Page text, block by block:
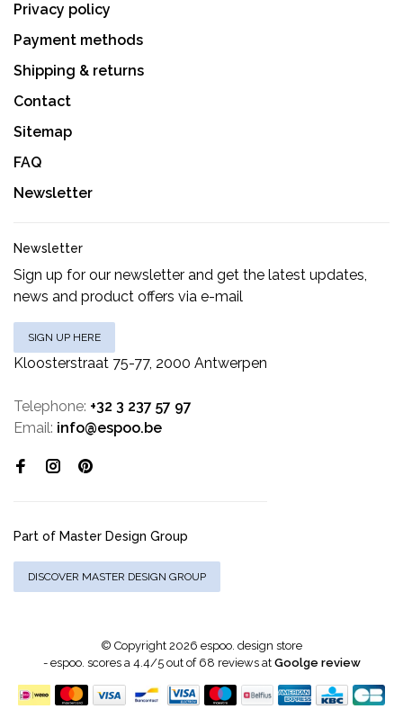
Privacy policy
Payment methods
Shipping & returns
Contact
Sitemap
FAQ
Newsletter
Newsletter
Sign up for our newsletter and get the latest updates,
news and product offers via e-mail
SIGN UP HERE
Kloosterstraat 75-77, 2000 Antwerpen
Telephone: +32 3 237 57 97
Email: info@espoo.be
Part of Master Design Group
DISCOVER MASTER DESIGN GROUP
© Copyright 2026 espoo. design store
- espoo. scores a4.4/5out of 68 reviews at Goolge review